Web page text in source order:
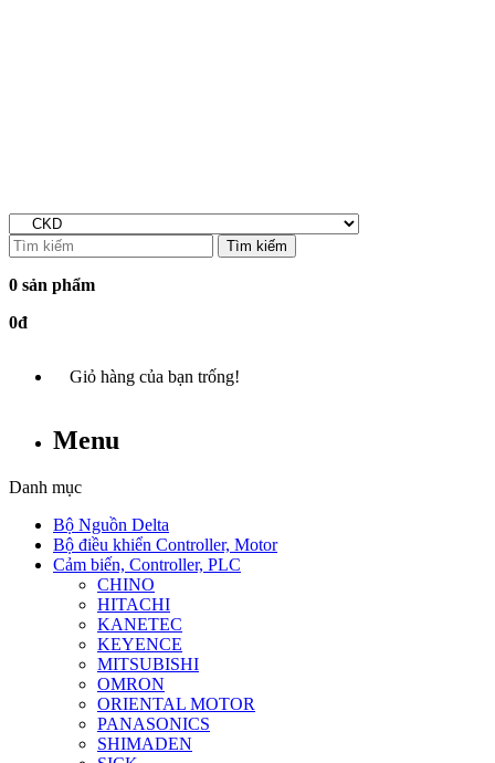
Tìm kiếm
0 sản phẩm
0đ
Giỏ hàng của bạn trống!
Menu
Danh mục
Bộ Nguồn Delta
Bộ điều khiển Controller, Motor
Cảm biến, Controller, PLC
CHINO
HITACHI
KANETEC
KEYENCE
MITSUBISHI
OMRON
ORIENTAL MOTOR
PANASONICS
SHIMADEN